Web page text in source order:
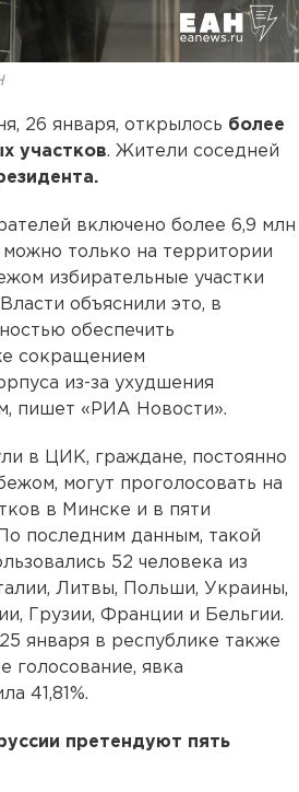
26 января, открылось более
участков. Жители соседней
включено более 6,9 млн
можно только на территории
избирательные участки
объяснили это, в
обеспечить
сокращением
из-за ухудшения
пишет «РИА Новости».
в ЦИК, граждане, постоянно
могут проголосовать на
в Минске и в пяти
последним данным, такой
52 человека из
Литвы, Польши, Украины,
Грузии, Франции и Бельгии.
января в республике также
голосование, явка
41,81%.
претендуют пять